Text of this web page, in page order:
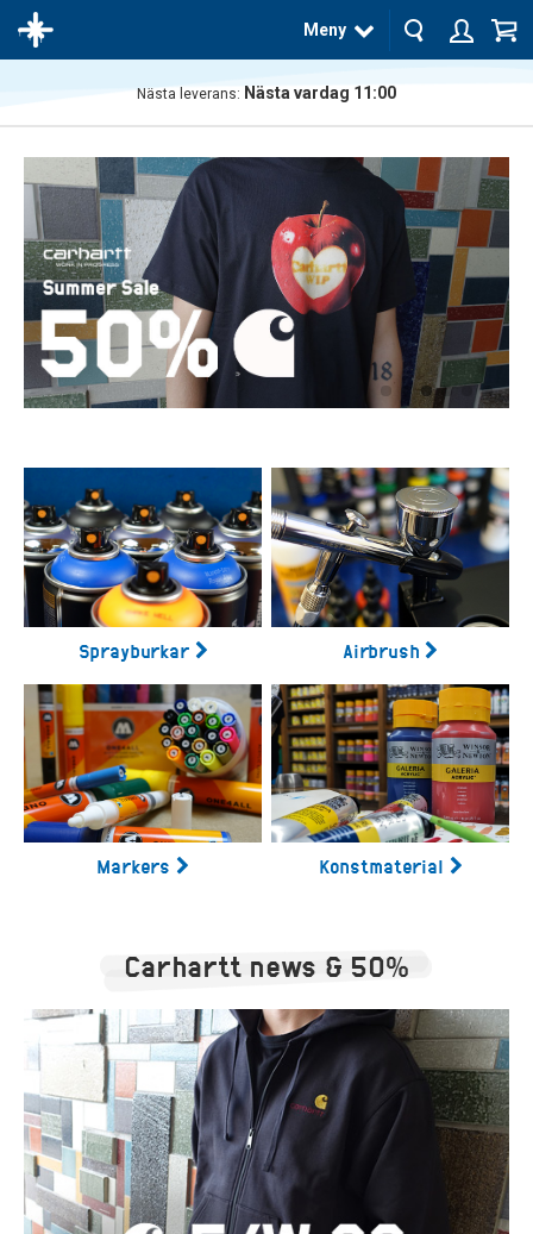
har blivit
varukorgen
Meny
Nästa leverans: Nästa vardag 11:00
Sprayburkar Airbrush
Markers Konstmaterial
Carhartt news & 50%